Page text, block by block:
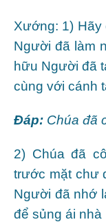
Xướng: 1) Hãy
Người đã làm
hữu Người đã
cùng với cánh
Ðáp: Chúa đã
2) Chúa đã
trước mặt chư
Người đã nhớ
để sủng ái nhà